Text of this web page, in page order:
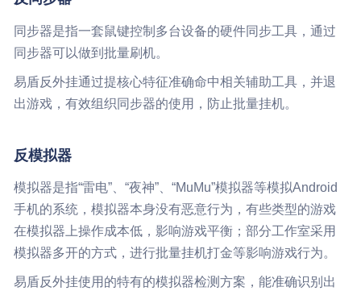
同步器是指一套鼠键控制多台设备的硬件同步工具，通过
同步器可以做到批量刷机。
易盾反外挂通过提核心特征准确命中相关辅助工具，并退
出游戏，有效组织同步器的使用，防止批量挂机。
反模拟器
模拟器是指“雷电”、“夜神”、“MuMu”模拟器等模拟Android
手机的系统，模拟器本身没有恶意行为，有些类型的游戏
在模拟器上操作成本低，影响游戏平衡；部分工作室采用
模拟器多开的方式，进行批量挂机打金等影响游戏行为。
易盾反外挂使用的特有的模拟器检测方案，能准确识别出